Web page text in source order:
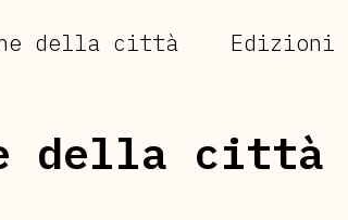
della città Edizioni
della città